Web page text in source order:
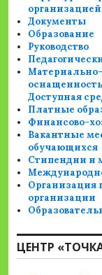
организацией
Документы
Образование
Руководство
Материально-
Доступная
Платные
Финансово-
Вакантные
обучающихся
Стипендии и
Организация
организации
ЦЕНТР